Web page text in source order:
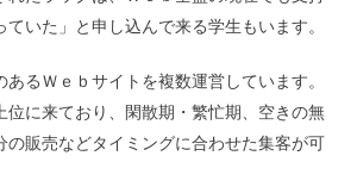
いた」と申し込んで来る学生もいます。
あるＷｅｂサイトを複数運営しています。
位に来ており、閑散期・繁忙期、空きの無
の販売などタイミングに合わせた集客が可